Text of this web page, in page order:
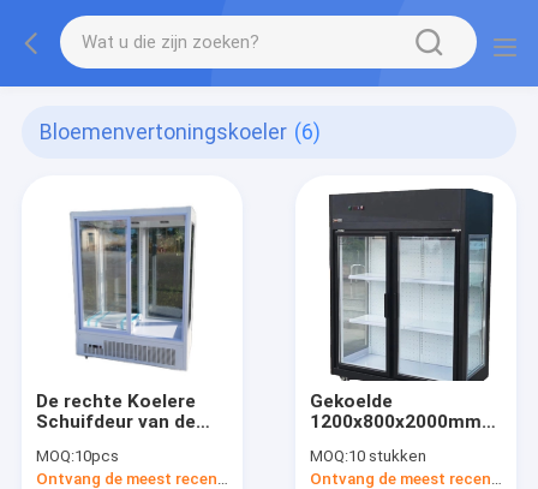
Bloemenvertoningskoeler (6)
De rechte Koelere
Schuifdeur van de
Bloemenvertoning
MOQ:10pcs
Ontvang de meest recente Prijs
Gekoelde
1200x800x2000mm
MOQ:10 stukken
Ontvang de meest recente Prijs